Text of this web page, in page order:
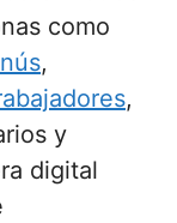
como
,
,
y
digital